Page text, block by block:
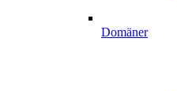
Domäner